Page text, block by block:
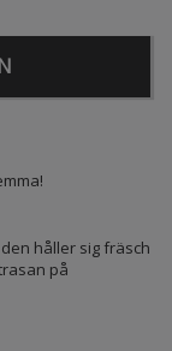
håller sig fräsch
på